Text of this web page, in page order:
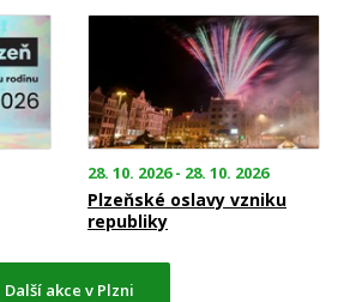
28. 10. 2026 - 28. 10. 2026
Plzeňské oslavy vzniku
republiky
Další akce v Plzni